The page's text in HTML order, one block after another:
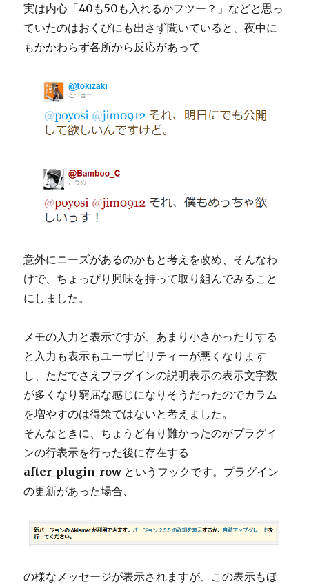
実は内心「40も50も入れるかフツー？」などと思っ
ていたのはおくびにも出さず聞いていると、夜中に
もかかわらず各所から反応があって
意外にニーズがあるのかもと考えを改め、そんなわ
けで、ちょっぴり興味を持って取り組んでみること
にしました。
メモの入力と表示ですが、あまり小さかったりする
と入力も表示もユーザビリティーが悪くなります
し、ただでさえプラグインの説明表示の表示文字数
が多くなり窮屈な感じになりそうだったのでカラム
を増やすのは得策ではないと考えました。
そんなときに、ちょうど有り難かったのがプラグイ
ンの行表示を行った後に存在する
after_plugin_row というフックです。プラグイン
の更新があった場合、
の様なメッセージが表示されますが、この表示もほ